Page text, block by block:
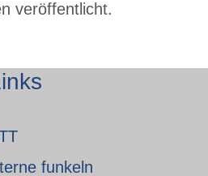
veröffentlicht.
funkeln